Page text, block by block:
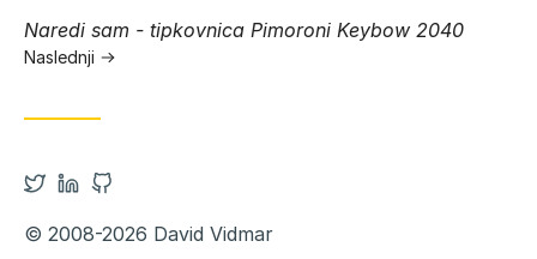
Naslednja
objava:
Naredi sam - tipkovnica Pimoroni Keybow 2040
Naslednji
Odpri
v
Odpri
v
Odpri
v
© 2008-2026 David Vidmar